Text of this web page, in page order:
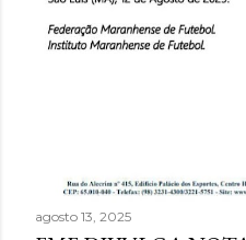
agosto 13, 2025